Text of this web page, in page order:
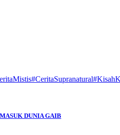
#CeritaSupranatural
DUNIA GAIB